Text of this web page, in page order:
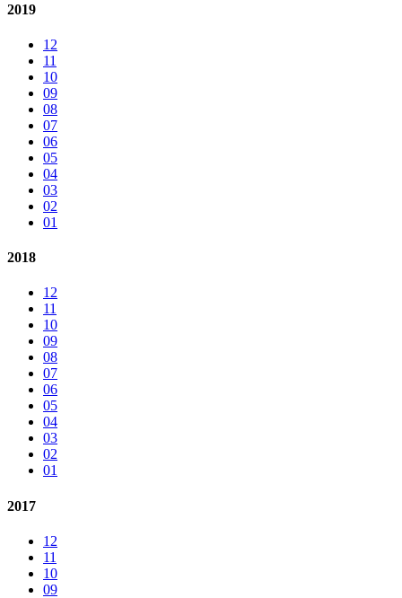
2019
12
11
10
09
08
07
06
05
04
03
02
01
2018
12
11
10
09
08
07
06
05
04
03
02
01
2017
12
11
10
09